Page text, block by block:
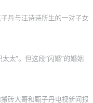
丹与汪诗诗所生的一对子女
太”。但这段“闪婚”的婚姻
砖大哥和甄子丹电视新闻报